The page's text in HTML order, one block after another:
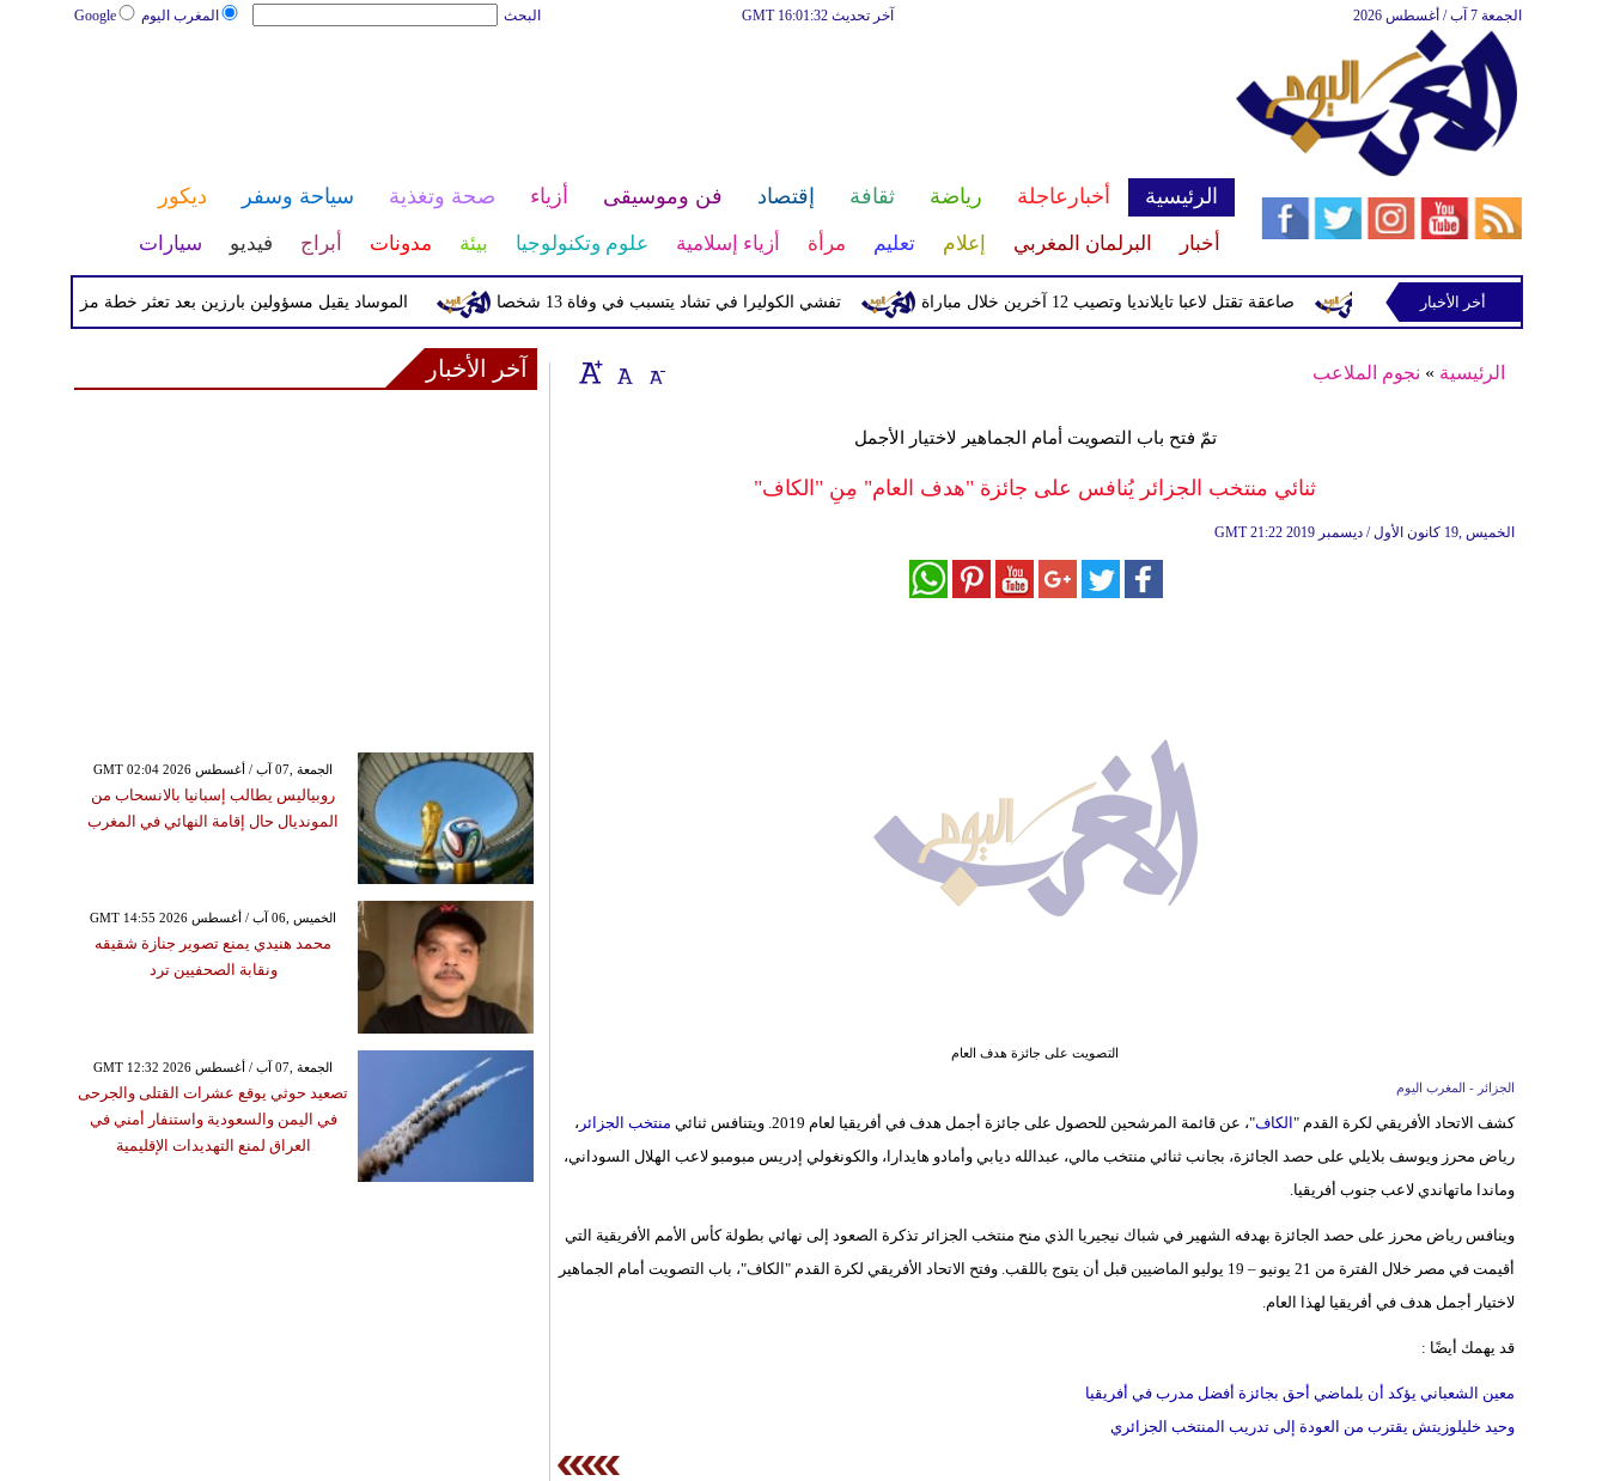
المغرب اليوم Google البحث آخر تحديث GMT 16:01:32 الجمعة 7 آب / أغسطس 2026
الرئيسية أخبارعاجلة رياضة ثقافة إقتصاد فن وموسيقى أزياء صحة وتغذية سياحة وسفر ديكور
أخبار البرلمان المغربي إعلام تعليم مرأة أزياء إسلامية علوم وتكنولوجيا بيئة مدونات أبراج فيديو سيارات
الموساد يقيل مسؤولين بارزين بعد تعثر خطة مزعومة لتغيير تفشي الكوليرا في تشاد يتسبب في وفاة 13 شخصا صاعقة تقتل لاعبا تايلانديا وتصيب 12 آخرين خلال مباراة أخر الأخبار
الرئيسية » نجوم الملاعب
تمّ فتح باب التصويت أمام الجماهير لاختيار الأجمل
ثنائي منتخب الجزائر يُنافس على جائزة "هدف العام" مِنِ "الكاف"
GMT 21:22 2019 الخميس ,19 كانون الأول / ديسمبر
التصويت على جائزة هدف العام
الجزائر - المغرب اليوم
كشف الاتحاد الأفريقي لكرة القدم "الكاف"، عن قائمة المرشحين للحصول على جائزة أجمل هدف في أفريقيا لعام 2019. ويتنافس ثنائي منتخب الجزائر ،
رياض محرز ويوسف بلايلي على حصد الجائزة، بجانب ثنائي منتخب مالي، عبدالله ديابي وأمادو هايدارا، والكونغولي إدريس مبومبو لاعب الهلال السوداني،
وماندا ماتهاندي لاعب جنوب أفريقيا.
وينافس رياض محرز على حصد الجائزة بهدفه الشهير في شباك نيجيريا الذي منح منتخب الجزائر تذكرة الصعود إلى نهائي بطولة كأس الأمم الأفريقية التي
أقيمت في مصر خلال الفترة من 21 يونيو – 19 يوليو الماضيين قبل أن يتوج باللقب. وفتح الاتحاد الأفريقي لكرة القدم "الكاف"، باب التصويت أمام الجماهير
لاختيار أجمل هدف في أفريقيا لهذا العام.
قد يهمك أيضًا :
معين الشعباني يؤكد أن بلماضي أحق بجائزة أفضل مدرب في أفريقيا
وحيد خليلوزيتش يقترب من العودة إلى تدريب المنتخب الجزائري
آخر الأخبار
GMT 02:04 2026 الجمعة ,07 آب / أغسطس
روبياليس يطالب إسبانيا بالانسحاب من
المونديال حال إقامة النهائي في المغرب
GMT 14:55 2026 الخميس ,06 آب / أغسطس
محمد هنيدي يمنع تصوير جنازة شقيقه
ونقابة الصحفيين ترد
GMT 12:32 2026 الجمعة ,07 آب / أغسطس
تصعيد حوثي يوقع عشرات القتلى والجرحى
في اليمن والسعودية واستنفار أمني في
العراق لمنع التهديدات الإقليمية